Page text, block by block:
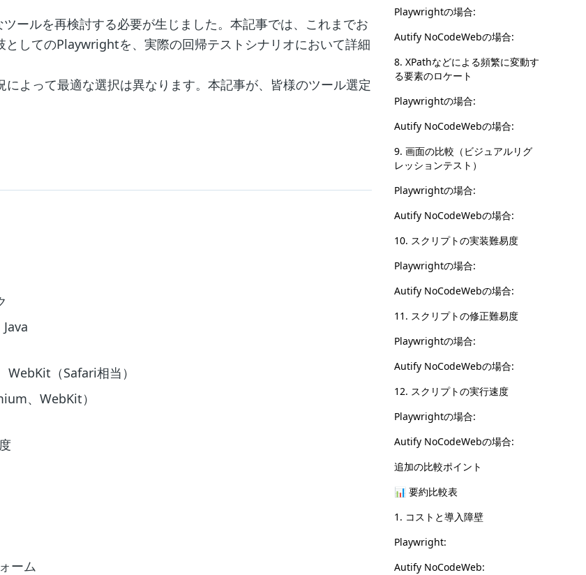
ールを再検討する必要が生じました。本記事では、これまでお
してのPlaywrightを、実際の回帰テストシナリオにおいて詳細
よって最適な選択は異なります。本記事が、皆様のツール選定
（Safari相当）
、WebKit）
ーム
Playwrightの場合:
Autify NoCodeWebの場合:
8. XPathなどによる頻繁に変動す
る要素のロケート
Playwrightの場合:
Autify NoCodeWebの場合:
9. 画面の比較（ビジュアルリグ
レッションテスト）
Playwrightの場合:
Autify NoCodeWebの場合:
10. スクリプトの実装難易度
Playwrightの場合:
Autify NoCodeWebの場合:
11. スクリプトの修正難易度
Playwrightの場合:
Autify NoCodeWebの場合:
12. スクリプトの実行速度
Playwrightの場合:
Autify NoCodeWebの場合:
追加の比較ポイント
📊 要約比較表
1. コストと導入障壁
Playwright:
Autify NoCodeWeb: